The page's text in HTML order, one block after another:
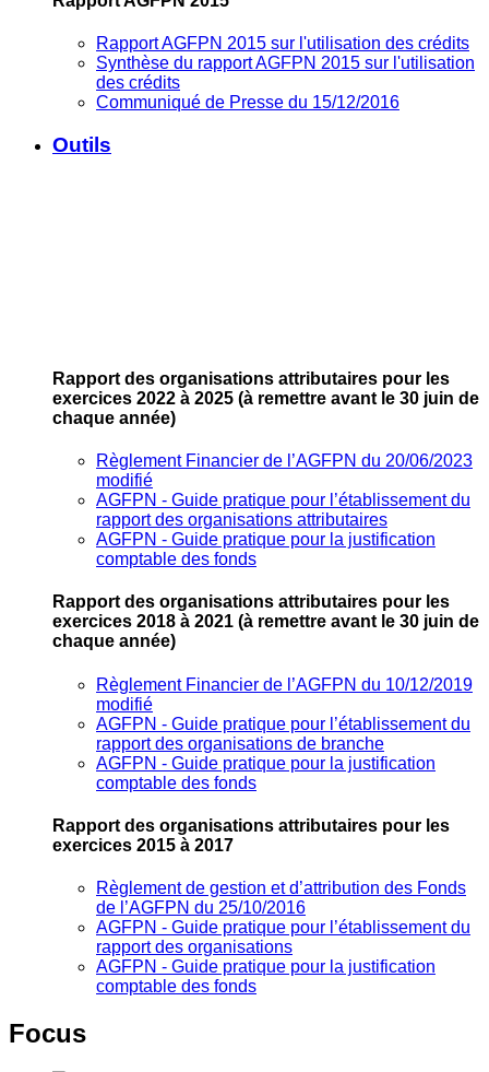
Rapport AGFPN 2015 sur l'utilisation des crédits
Synthèse du rapport AGFPN 2015 sur l'utilisation
des crédits
Communiqué de Presse du 15/12/2016
Outils
Rapport des organisations attributaires pour les
exercices 2022 à 2025 (à remettre avant le 30 juin de
chaque année)
Règlement Financier de l’AGFPN du 20/06/2023
modifié
AGFPN ‐ Guide pratique pour l’établissement du
rapport des organisations attributaires
AGFPN ‐ Guide pratique pour la justification
comptable des fonds
Rapport des organisations attributaires pour les
exercices 2018 à 2021 (à remettre avant le 30 juin de
chaque année)
Règlement Financier de l’AGFPN du 10/12/2019
modifié
AGFPN ‐ Guide pratique pour l’établissement du
rapport des organisations de branche
AGFPN ‐ Guide pratique pour la justification
comptable des fonds
Rapport des organisations attributaires pour les
exercices 2015 à 2017
Règlement de gestion et d’attribution des Fonds
de l’AGFPN du 25/10/2016
AGFPN ‐ Guide pratique pour l’établissement du
rapport des organisations
AGFPN ‐ Guide pratique pour la justification
comptable des fonds
Focus